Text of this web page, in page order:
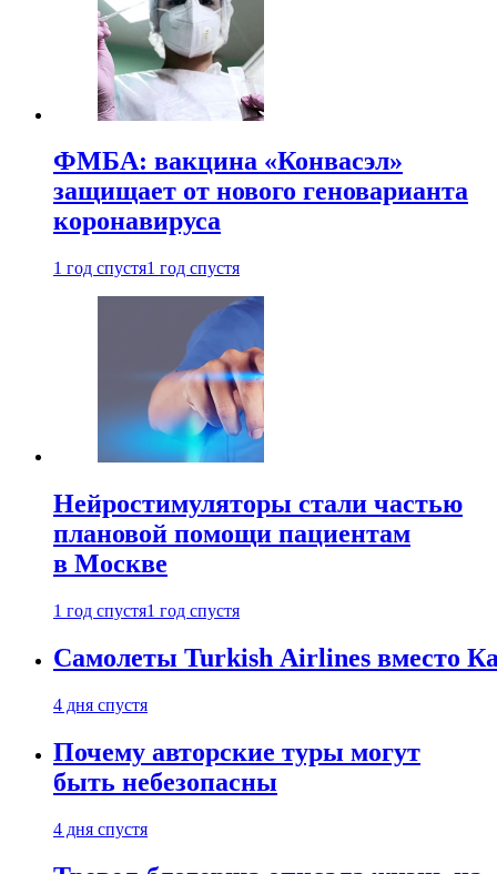
ФМБА: вакцина «Конвасэл»
защищает от нового геноварианта
коронавируса
1 год спустя1 год спустя
Нейростимуляторы стали частью
плановой помощи пациентам
в Москве
1 год спустя1 год спустя
Самолеты Turkish Airlines вместо
4 дня спустя
Почему авторские туры могут
быть небезопасны
4 дня спустя